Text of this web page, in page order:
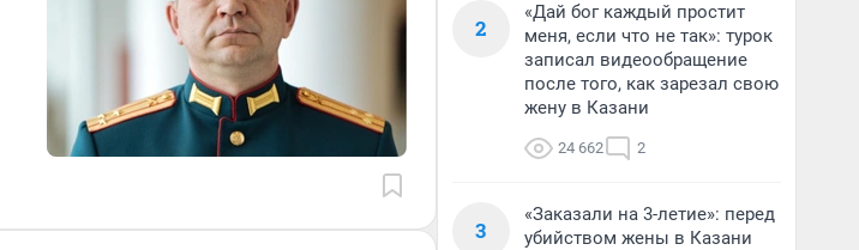
2
«Дай бог каждый простит
меня, если что не так»: турок
записал видеообращение
после того, как зарезал свою
жену в Казани
24 662 2
3
«Заказали на 3-летие»: перед
убийством жены в Казани